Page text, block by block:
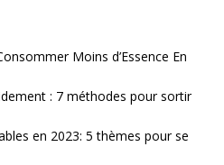
Moins d’Essence En
: 7 méthodes pour sortir
en 2023: 5 thèmes pour se